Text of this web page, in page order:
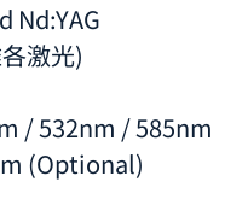
Nd:YAG
激光)
/ 532nm / 585nm
(Optional)